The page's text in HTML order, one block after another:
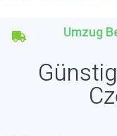
Umzug